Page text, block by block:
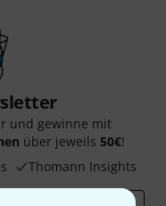
und gewinne mit
über jeweils 50€!
Thomann Insights